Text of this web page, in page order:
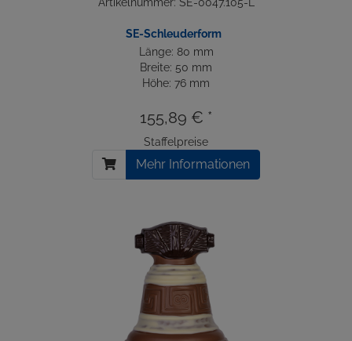
SE-Schleuderform
Länge: 80 mm
Breite: 50 mm
Höhe: 76 mm
155,89 € *
Staffelpreise
Mehr Informationen